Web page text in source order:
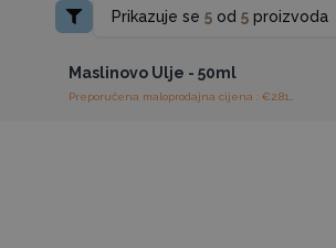
Prikazuje se 5od 5proizvoda
Pristup veleprodajnim
cijenama
Maslinovo Ulje - 50ml